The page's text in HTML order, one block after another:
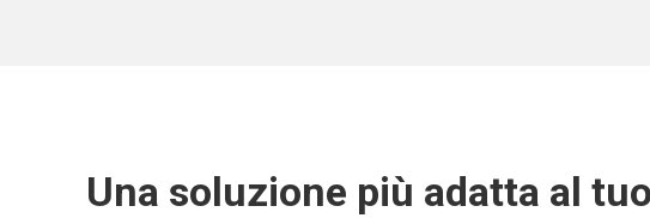
Una soluzione più adatta al tuo